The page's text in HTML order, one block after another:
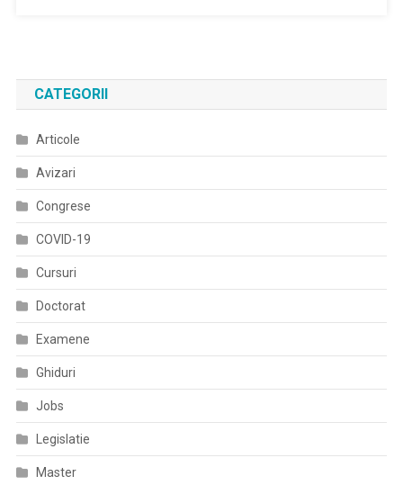
Pe
Octombrie
Sarbatori
Mersului
CATEGORII
Articole
Avizari
Congrese
COVID-19
Cursuri
Doctorat
Examene
Ghiduri
Jobs
Legislatie
Master